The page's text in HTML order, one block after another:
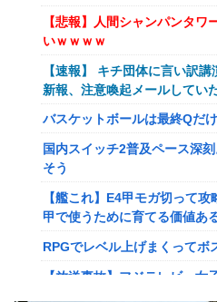
【衝撃】葬儀屋「火葬プラン
主「直葬で(即答)」→結果ァ
イーロン・マスク「中国のロ
てるだけ」
【画像】このLINEでなんで女
はモテない奴確定らしい←お
な？？？？？？？
【動画】高校生さん、文化祭
りあがり←なんかどっかで見
【NGS】LG5「レアレンス」
【アプグレも約束】
【ｗ】長年育てやっと蕾がつ
【悲報】人間シャンパンタ
いｗｗｗｗ
【速報】 キチ団体に言い訳
新報、注意喚起メールしてい
バスケットボールは最終Qだ
国内スイッチ2普及ペース深
そう
【艦これ】E4甲モガ切って
甲で使うために育てる価値あ
RPGでレベル上げまくってボ
【放送事故】フジテレビ、女